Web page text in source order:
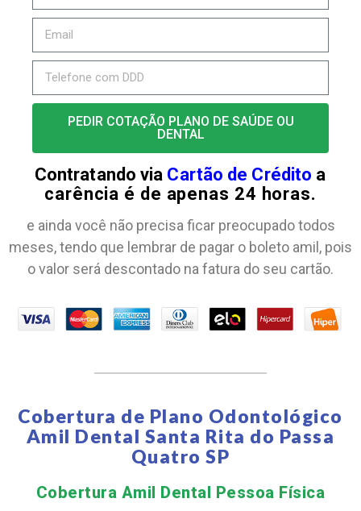
PEDIR COTAÇÃO PLANO DE SAÚDE OU
DENTAL
Contratando via Cartão de Crédito a
carência é de apenas 24 horas.
e ainda você não precisa ficar preocupado todos
meses, tendo que lembrar de pagar o boleto amil, pois
o valor será descontado na fatura do seu cartão.
Cobertura de Plano Odontológico
Amil Dental Santa Rita do Passa
Quatro SP
Cobertura Amil Dental Pessoa Física​